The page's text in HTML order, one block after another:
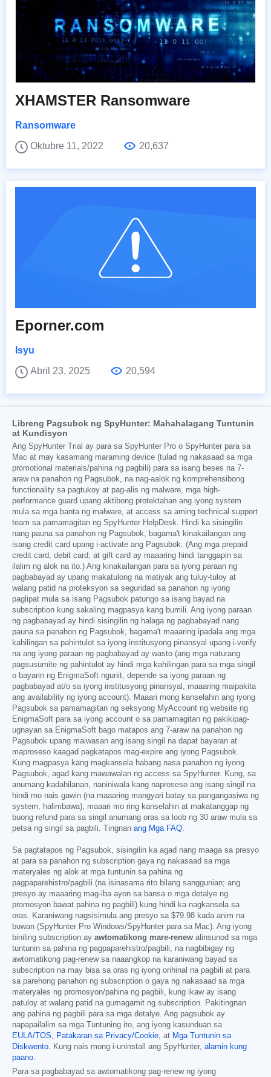
XHAMSTER Ransomware
Ransomware
Oktubre 11, 2022
20,637
Eporner.com
Isyu
Abril 23, 2025
20,594
Libreng Pagsubok ng SpyHunter: Mahahalagang Tuntunin
at Kundisyon
Ang SpyHunter Trial ay para sa SpyHunter Pro o SpyHunter para sa
Mac at may kasamang maraming device (tulad ng nakasaad sa mga
promotional materials/pahina ng pagbili) para sa isang beses na 7-
araw na panahon ng Pagsubok, na nag-aalok ng komprehensibong
functionality sa pagtukoy at pag-alis ng malware, mga high-
performance guard upang aktibong protektahan ang iyong system
mula sa mga banta ng malware, at access sa aming technical support
team sa pamamagitan ng SpyHunter HelpDesk. Hindi ka sisingilin
nang pauna sa panahon ng Pagsubok, bagama't kinakailangan ang
isang credit card upang i-activate ang Pagsubok. (Ang mga prepaid
credit card, debit card, at gift card ay maaaring hindi tanggapin sa
ilalim ng alok na ito.) Ang kinakailangan para sa iyong paraan ng
pagbabayad ay upang makatulong na matiyak ang tuluy-tuloy at
walang patid na proteksyon sa seguridad sa panahon ng iyong
paglipat mula sa isang Pagsubok patungo sa isang bayad na
subscription kung sakaling magpasya kang bumili. Ang iyong paraan
ng pagbabayad ay hindi sisingilin ng halaga ng pagbabayad nang
pauna sa panahon ng Pagsubok, bagama't maaaring ipadala ang mga
kahilingan sa pahintulot sa iyong institusyong pinansyal upang i-verify
na ang iyong paraan ng pagbabayad ay wasto (ang mga naturang
pagsusumite ng pahintulot ay hindi mga kahilingan para sa mga singil
o bayarin ng EnigmaSoft ngunit, depende sa iyong paraan ng
pagbabayad at/o sa iyong institusyong pinansyal, maaaring maipakita
ang availability ng iyong account). Maaari mong kanselahin ang iyong
Pagsubok sa pamamagitan ng seksyong MyAccount ng website ng
EnigmaSoft para sa iyong account o sa pamamagitan ng pakikipag-
ugnayan sa EnigmaSoft bago matapos ang 7-araw na panahon ng
Pagsubok upang maiwasan ang isang singil na dapat bayaran at
maproseso kaagad pagkatapos mag-expire ang iyong Pagsubok.
Kung magpasya kang magkansela habang nasa panahon ng iyong
Pagsubok, agad kang mawawalan ng access sa SpyHunter. Kung, sa
anumang kadahilanan, naniniwala kang naproseso ang isang singil na
hindi mo nais gawin (na maaaring mangyari batay sa pangangasiwa ng
system, halimbawa), maaari mo ring kanselahin at makatanggap ng
buong refund para sa singil anumang oras sa loob ng 30 araw mula sa
petsa ng singil sa pagbili. Tingnan ang Mga FAQ.
Sa pagtatapos ng Pagsubok, sisingilin ka agad nang maaga sa presyo
at para sa panahon ng subscription gaya ng nakasaad sa mga
materyales ng alok at mga tuntunin sa pahina ng
pagpaparehistro/pagbili (na isinasama rito bilang sanggunian; ang
presyo ay maaaring mag-iba ayon sa bansa o mga detalye ng
promosyon bawat pahina ng pagbili) kung hindi ka nagkansela sa
oras. Karaniwang nagsisimula ang presyo sa $79.98 kada anim na
buwan (SpyHunter Pro Windows/SpyHunter para sa Mac). Ang iyong
biniling subscription ay awtomatikong mare-renew alinsunod sa mga
tuntunin sa pahina ng pagpaparehistro/pagbili, na nagbibigay ng
awtomatikong pag-renew sa naaangkop na karaniwang bayad sa
subscription na may bisa sa oras ng iyong orihinal na pagbili at para
sa parehong panahon ng subscription o gaya ng nakasaad sa mga
materyales ng promosyon/pahina ng pagbili, kung ikaw ay isang
patuloy at walang patid na gumagamit ng subscription. Pakitingnan
ang pahina ng pagbili para sa mga detalye. Ang pagsubok ay
napapailalim sa mga Tuntuning ito, ang iyong kasunduan sa
EULA/TOS, Patakaran sa Privacy/Cookie, at Mga Tuntunin sa
Diskwento. Kung nais mong i-uninstall ang SpyHunter, alamin kung
paano.
Para sa pagbabayad sa awtomatikong pag-renew ng iyong